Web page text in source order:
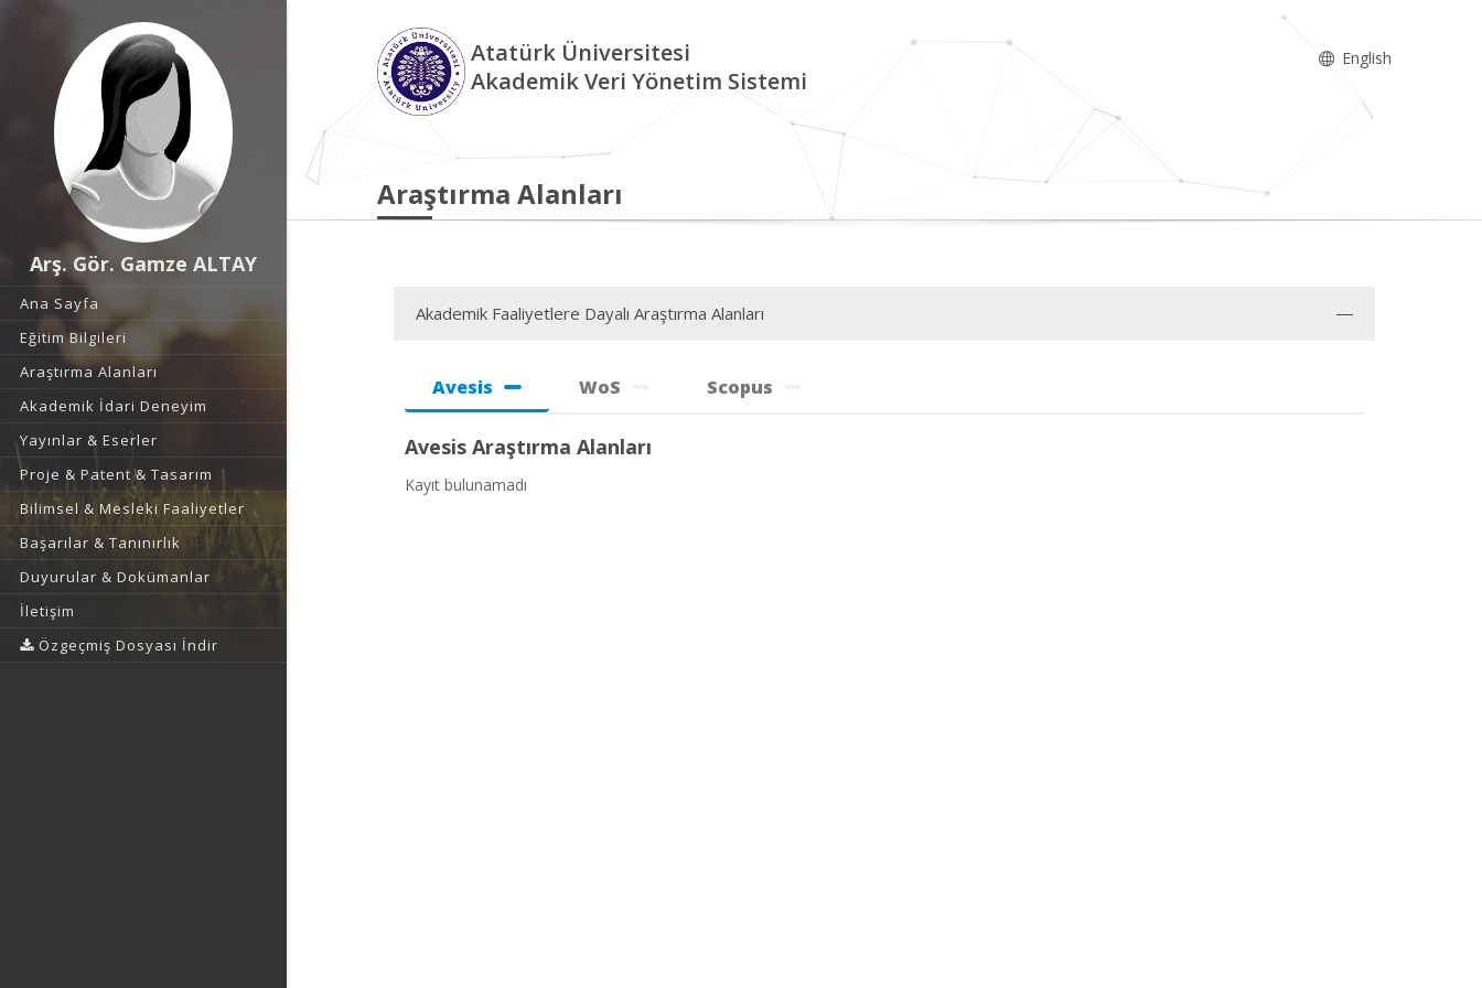
Arş. Gör. Gamze ALTAY
Ana Sayfa
Eğitim Bilgileri
Araştırma Alanları
Akademik İdari Deneyim
Yayınlar & Eserler
Proje & Patent & Tasarım
Bilimsel & Mesleki Faaliyetler
Başarılar & Tanınırlık
Duyurular & Dokümanlar
İletişim
Özgeçmiş Dosyası İndir
Atatürk Üniversitesi
Akademik Veri Yönetim Sistemi
English
Araştırma Alanları
Akademik Faaliyetlere Dayalı Araştırma Alanları
Avesis WoS Scopus
Avesis Araştırma Alanları
Kayıt bulunamadı